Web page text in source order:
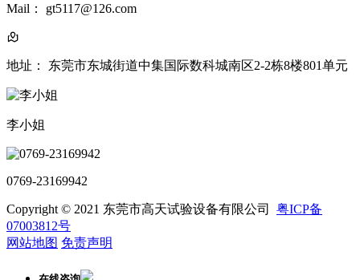
Mail： gt5117@126.com
地址： 东莞市东城街道中集国际数科城南区2-2栋8楼801单元
李小姐
0769-23169942
Copyright © 2021 东莞市高天试验设备有限公司 粤ICP备
07003812号
网站地图 免责声明